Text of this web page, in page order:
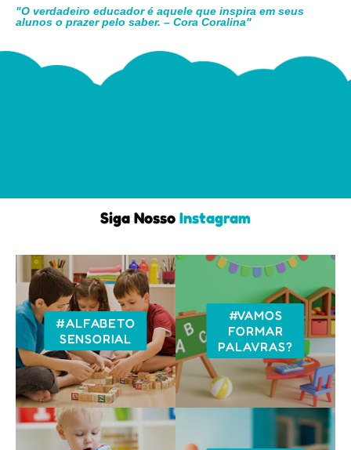
"O verdadeiro educador é aquele que inspira em seus
alunos o prazer pelo saber. – Cora Coralina"
Siga Nosso Instagram
#ALFABETO
SENSORIAL
#VAMOS
FORMAR
PALAVRAS?